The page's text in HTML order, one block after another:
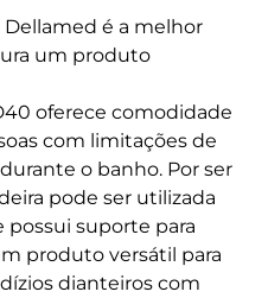
é a melhor
um produto
oferece comodidade
com limitações de
o banho. Por ser
pode ser utilizada
possui suporte para
produto versátil para
dianteiros com